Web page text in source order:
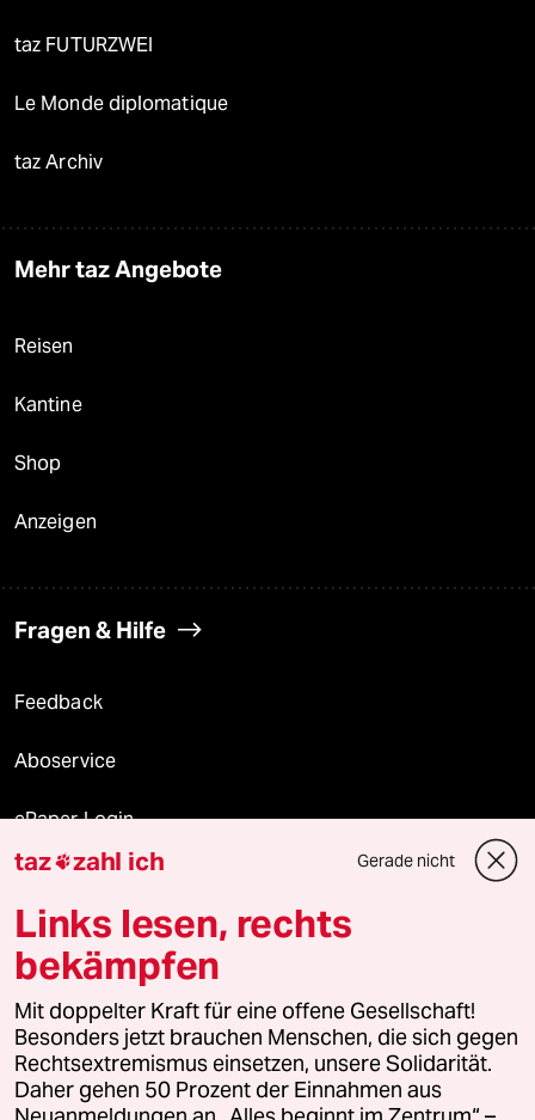
taz FUTURZWEI
Le Monde diplomatique
taz Archiv
Mehr taz Angebote
Reisen
Kantine
Shop
Anzeigen
Fragen & Hilfe
Feedback
Aboservice
ePaper Login
Downloads für Abonnierende
© 2026 taz Verlags und Vertriebs GmbH
Alle Rechte vorbehalten. Bei rechtlichen Fragen oder für Genehmigungen
wenden Sie sich bitte an lizenzen@taz.de
Feedback Redaktionsstatut Kommune-Richtlinien
taz zahl ich Gerade nicht
Links lesen, rechts
bekämpfen
Mit doppelter Kraft für eine offene Gesellschaft!
Besonders jetzt brauchen Menschen, die sich gegen
Rechtsextremismus einsetzen, unsere Solidarität.
Daher gehen 50 Prozent der Einnahmen aus